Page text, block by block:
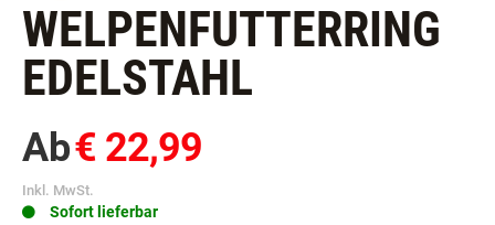
WELPENFUTTERRING
EDELSTAHL
Ab€ 22,99
Inkl. MwSt.
Sofort lieferbar